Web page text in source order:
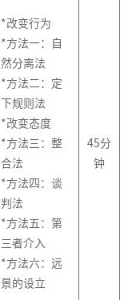
*改变行为
*方法一：自
然分离法
*方法二：定
下规则法
*改变态度
*方法三：整
合法
*方法四：谈
判法
*方法五：第
三者介入
*方法六：远
景的设立
45分
钟